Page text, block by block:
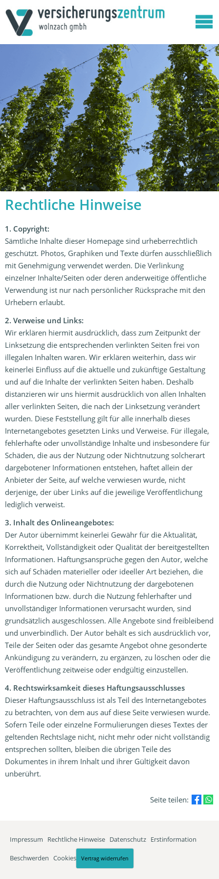
Rechtliche Hinweise
1. Copyright:
Sämtliche Inhalte dieser Homepage sind urheberrechtlich
geschützt. Photos, Graphiken und Texte dürfen ausschließlich
mit Genehmigung verwendet werden. Die Verlinkung
einzelner Inhalte/Seiten oder deren anderweitige öffentliche
Verwendung ist nur nach persönlicher Rücksprache mit den
Urhebern erlaubt.
2. Verweise und Links:
Wir erklären hiermit ausdrücklich, dass zum Zeitpunkt der
Linksetzung die entsprechenden verlinkten Seiten frei von
illegalen Inhalten waren. Wir erklären weiterhin, dass wir
keinerlei Einfluss auf die aktuelle und zukünftige Gestaltung
und auf die Inhalte der verlinkten Seiten haben. Deshalb
distanzieren wir uns hiermit ausdrücklich von allen Inhalten
aller verlinkten Seiten, die nach der Linksetzung verändert
wurden. Diese Feststellung gilt für alle innerhalb dieses
Internetangebotes gesetzten Links und Verweise. Für illegale,
fehlerhafte oder unvollständige Inhalte und insbesondere für
Schäden, die aus der Nutzung oder Nichtnutzung solcherart
dargebotener Informationen entstehen, haftet allein der
Anbieter der Seite, auf welche verwiesen wurde, nicht
derjenige, der über Links auf die jeweilige Veröffentlichung
lediglich verweist.
3. Inhalt des Onlineangebotes:
Der Autor übernimmt keinerlei Gewähr für die Aktualität,
Korrektheit, Vollständigkeit oder Qualität der bereitgestellten
Informationen. Haftungsansprüche gegen den Autor, welche
sich auf Schäden materieller oder ideeller Art beziehen, die
durch die Nutzung oder Nichtnutzung der dargebotenen
Informationen bzw. durch die Nutzung fehlerhafter und
unvollständiger Informationen verursacht wurden, sind
grundsätzlich ausgeschlossen. Alle Angebote sind freibleibend
und unverbindlich. Der Autor behält es sich ausdrücklich vor,
Teile der Seiten oder das gesamte Angebot ohne gesonderte
Ankündigung zu verändern, zu ergänzen, zu löschen oder die
Veröffentlichung zeitweise oder endgültig einzustellen.
4. Rechtswirksamkeit dieses Haftungsausschlusses
Dieser Haftungsausschluss ist als Teil des Internetangebotes
zu betrachten, von dem aus auf diese Seite verwiesen wurde.
Sofern Teile oder einzelne Formulierungen dieses Textes der
geltenden Rechtslage nicht, nicht mehr oder nicht vollständig
entsprechen sollten, bleiben die übrigen Teile des
Dokumentes in ihrem Inhalt und ihrer Gültigkeit davon
unberührt.
Seite teilen:
Impressum Rechtliche Hinweise Datenschutz Erstinformation
Beschwerden Cookies Vertrag widerrufen